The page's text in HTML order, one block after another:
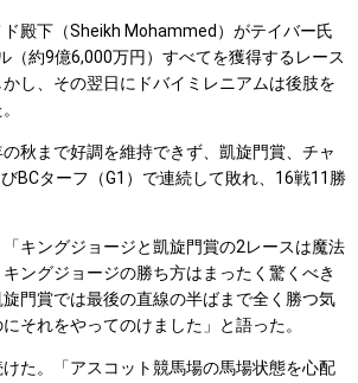
殿下（Sheikh Mohammed）がテイバー氏
（約9億6,000万円）すべてを獲得するレース
し、その翌日にドバイミレニアムは後肢を
秋まで好調を維持できず、凱旋門賞、チャ
BCターフ（G1）で連続して敗れ、16戦11勝
キングジョージと凱旋門賞の2レースは魔法
ングジョージの勝ち方はまったく驚くべき
門賞では最後の直線の半ばまで全く勝つ気
それをやってのけました」と語った。
た。「アスコット競馬場の馬場状態を心配